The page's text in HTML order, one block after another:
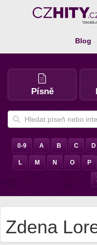
Blog
Písně
0-9 A B C D
L M N O P
Zdena